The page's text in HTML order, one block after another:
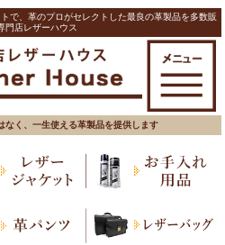
で、革のプロがセレクトした最良の革製品を多数販
門店レザーハウス
なく、一生使える革製品を提供します